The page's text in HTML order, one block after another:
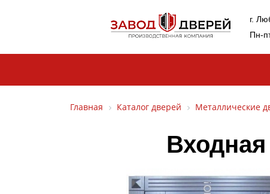
г.
Пн-
Главная Каталог дверей Металлические